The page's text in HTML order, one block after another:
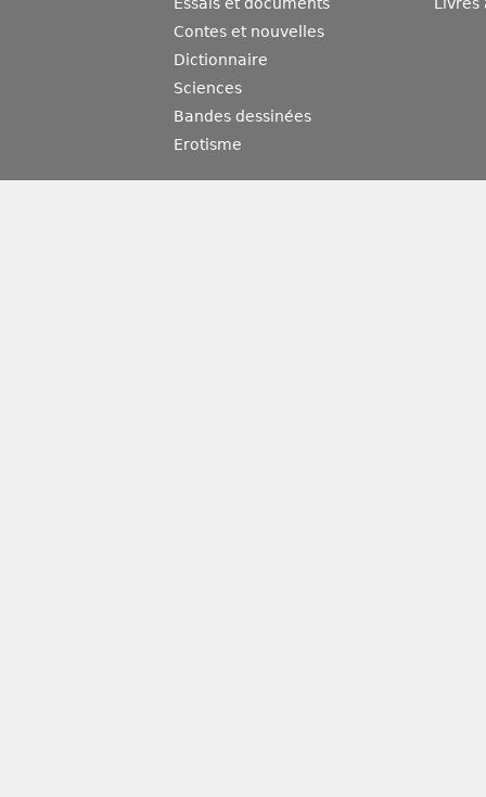
Essais et documents
Contes et nouvelles
Dictionnaire
Sciences
Bandes dessinées
Erotisme
Livres